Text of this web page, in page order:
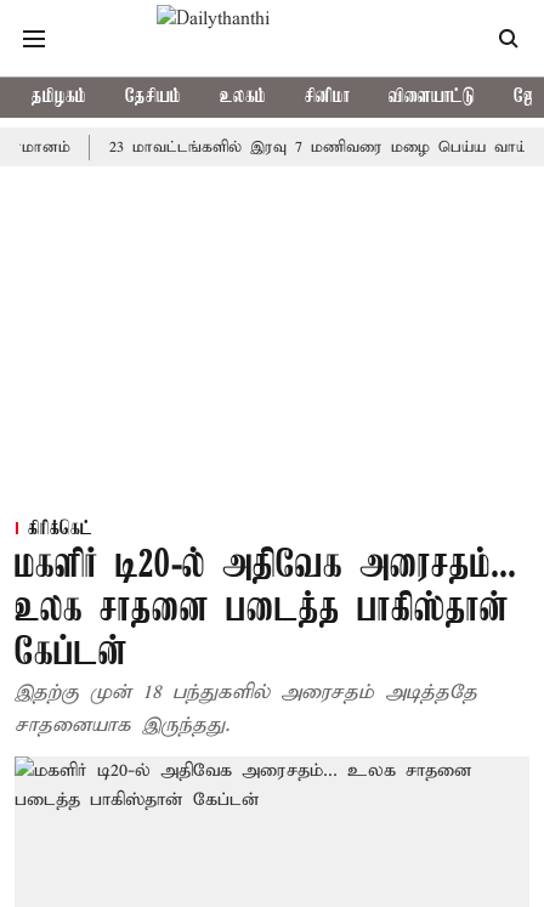
தமிழகம் தேசியம் உலகம் சினிமா விளையாட்டு
23 மாவட்டங்களில் இரவு 7 மணிவரை மழை பெய்ய வாய்ப்பு
கிரிக்கெட்
மகளிர் டி20-ல் அதிவேக அரைசதம்...
உலக சாதனை படைத்த பாகிஸ்தான்
கேப்டன்
இதற்கு முன் 18 பந்துகளில் அரைசதம் அடித்ததே
சாதனையாக இருந்தது.